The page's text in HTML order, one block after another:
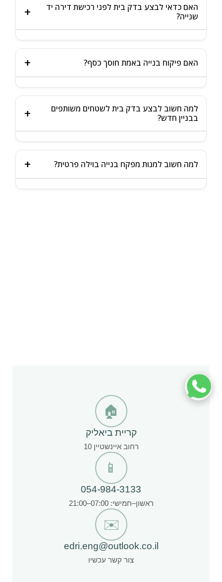
חשמל, טיח, אלומיניום, איטום ובידוד תרמי – עם תמונות,
מדידות והמלצות. הדו״ח קביל מול הקבלן ובית המשפט.
האם כדאי לבצע בדק בית לפני רכישת דירה יד
שנייה?
בהחלט. הבדיקה חושפת ליקויים נסתרים (רטיבויות, איטום,
חשמל/אינסטלציה, סדקים) ועשויה לחסוך עשרות עד מאות
האם פיקוח בנייה באמת חוסך כסף?
כן. מפחית טעויות, בזבוז חומרים ועבודות חוזרות; משפר
מו״מ מול ספקים; בוחר פתרונות בלי לוותר על פתרונות
חכמים.
למה חשוב לבצע בדק בית לשטחים משותפים
בבניין חדש?
הבדיקה מגנה על כלל הדיירים: מאתרת ליקויים בגג, חדרי
מדרגות, לובי, חניון ומעליות. דו״ח הנדסי מאפשר לנציגות
למה חשוב למנות מפקח בנייה בוילה פרטית?
🏠
קריית ביאליק
רחוב איינשטיין 10
📱
054-984-3133
ראשון–חמישי: 07:00–21:00
✉️
edri.eng@outlook.co.il
צור קשר עכשיו